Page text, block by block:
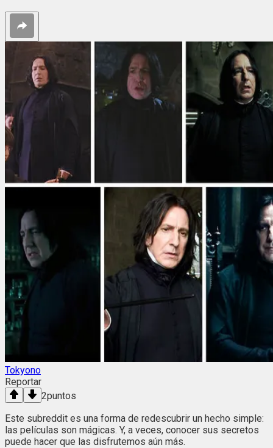
Tokyono
Reportar
2puntos
Este subreddit es una forma de redescubrir un hecho simple:
las películas son mágicas. Y, a veces, conocer sus secretos
puede hacer que las disfrutemos aún más.